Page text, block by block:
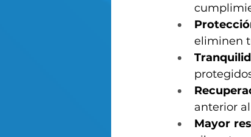
eliminen
anterior
Mayor